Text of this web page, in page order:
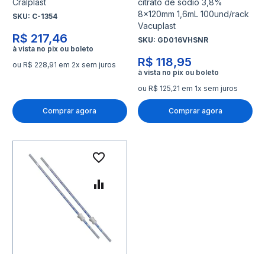
Cralplast
SKU: C-1354
R$ 217,46
ou R$ 228,91 em 2x sem juros
Comprar agora
citrato de sódio 3,8%
8x120mm 1,6mL 100und/rack
Vacuplast
SKU: GD016VHSNR
R$ 118,95
ou R$ 125,21 em 1x sem juros
Comprar agora
Adicionar à lista de
Adicionar para Comparar